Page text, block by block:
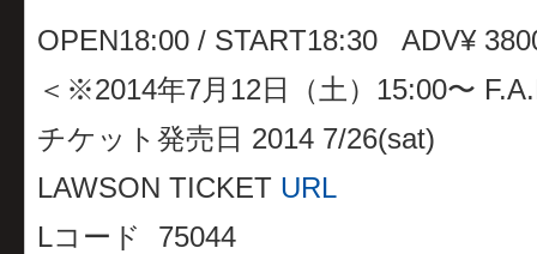
OPEN18:00 / START18:30 ADV¥
＜※2014年7月12日（土）15:00〜
チケット発売日 2014 7/26(sat)
LAWSON TICKET URL
Lコード 75044